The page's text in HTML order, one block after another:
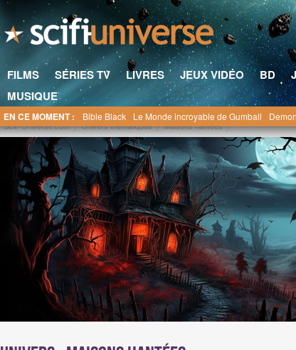
FILMS SÉRIES TV LIVRES JEUX VIDÉO BD
MUSIQUE
EN CE MOMENT : Bible Black Le Monde incroyable de Gumball
Scifi-Universe.com Univers thématiques Maisons hantées